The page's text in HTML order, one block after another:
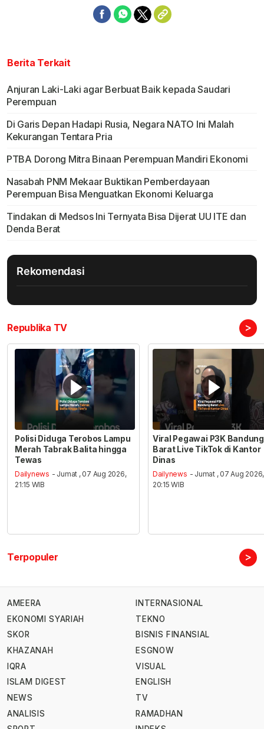
Berita Terkait
Anjuran Laki-Laki agar Berbuat Baik kepada Saudari
Perempuan
Di Garis Depan Hadapi Rusia, Negara NATO Ini Malah
Kekurangan Tentara Pria
PTBA Dorong Mitra Binaan Perempuan Mandiri Ekonomi
Nasabah PNM Mekaar Buktikan Pemberdayaan
Perempuan Bisa Menguatkan Ekonomi Keluarga
Tindakan di Medsos Ini Ternyata Bisa Dijerat UU ITE dan
Denda Berat
Rekomendasi
Republika TV >
Polisi Diduga Terobos Lampu
Merah Tabrak Balita hingga
Tewas
Dailynews - Jumat , 07 Aug 2026,
21:15 WIB
Viral Pegawai P3K Bandung
Barat Live TikTok di Kantor
Dinas
Dailynews - Jumat , 07 Aug 2026,
20:15 WIB
Terpopuler >
AMEERA
EKONOMI SYARIAH
SKOR
KHAZANAH
IQRA
ISLAM DIGEST
NEWS
ANALISIS
INTERNASIONAL
TEKNO
BISNIS FINANSIAL
ESGNOW
VISUAL
ENGLISH
TV
RAMADHAN